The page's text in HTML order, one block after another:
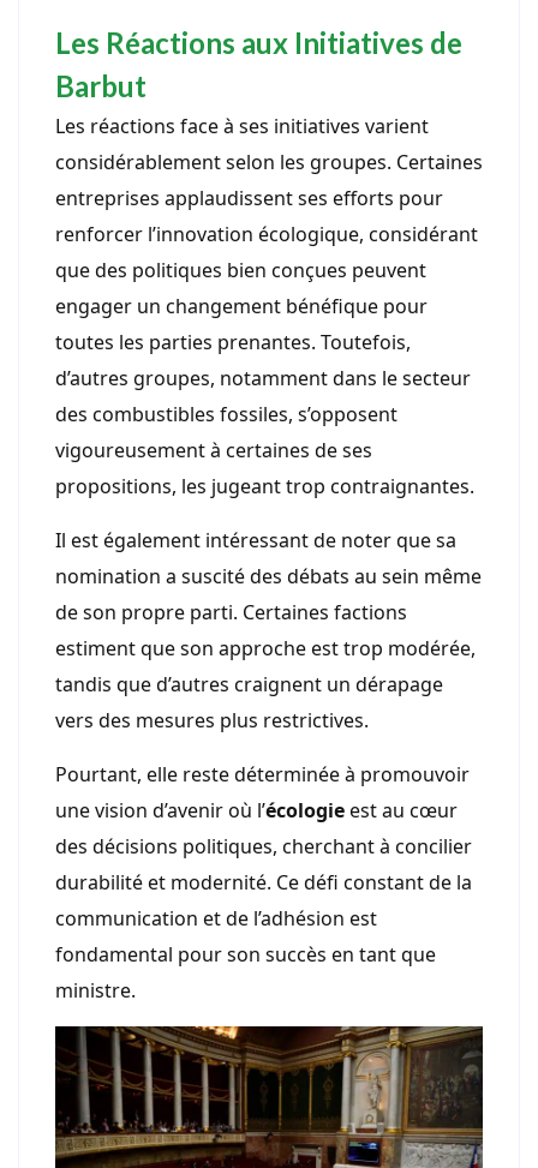
Les Réactions aux Initiatives de
Barbut
Les réactions face à ses initiatives varient
considérablement selon les groupes. Certaines
entreprises applaudissent ses efforts pour
renforcer l’innovation écologique, considérant
que des politiques bien conçues peuvent
engager un changement bénéfique pour
toutes les parties prenantes. Toutefois,
d’autres groupes, notamment dans le secteur
des combustibles fossiles, s’opposent
vigoureusement à certaines de ses
propositions, les jugeant trop contraignantes.
Il est également intéressant de noter que sa
nomination a suscité des débats au sein même
de son propre parti. Certaines factions
estiment que son approche est trop modérée,
tandis que d’autres craignent un dérapage
vers des mesures plus restrictives.
Pourtant, elle reste déterminée à promouvoir
une vision d’avenir où l’écologieest au cœur
des décisions politiques, cherchant à concilier
durabilité et modernité. Ce défi constant de la
communication et de l’adhésion est
fondamental pour son succès en tant que
ministre.